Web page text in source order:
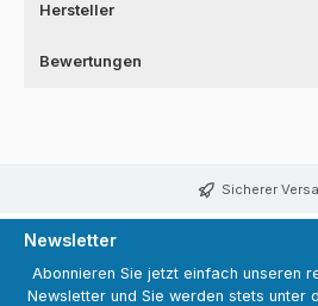
Hersteller
Bewertungen
Sicherer
Newsletter
Abonnieren Sie jetzt einfach unseren
Newsletter und Sie werden stets unter